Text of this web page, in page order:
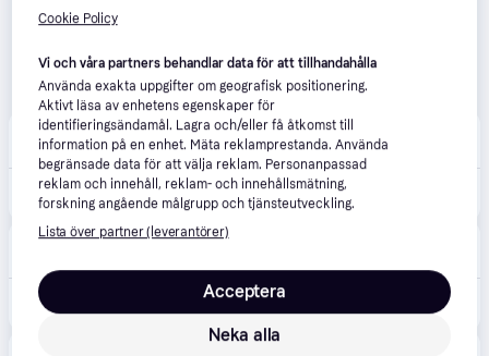
Intersport
Fri frakt,1-4 dagar
Offroad M sandaler, BLACK, Herr, 45
Outnorth 4.1(61)
Ecco Women's Offroad Black, 36 1 300 kr
Cookie Policy
Vi och våra partners behandlar data för att tillhandahålla
Använda exakta uppgifter om geografisk positionering.
Aktivt läsa av enhetens egenskaper för
identifieringsändamål. Lagra och/eller få åtkomst till
information på en enhet. Mäta reklamprestanda. Använda
begränsade data för att välja reklam. Personanpassad
reklam och innehåll, reklam- och innehållsmätning,
forskning angående målgrupp och tjänsteutveckling.
Lista över partner (leverantörer)
Neka alla
Acceptera